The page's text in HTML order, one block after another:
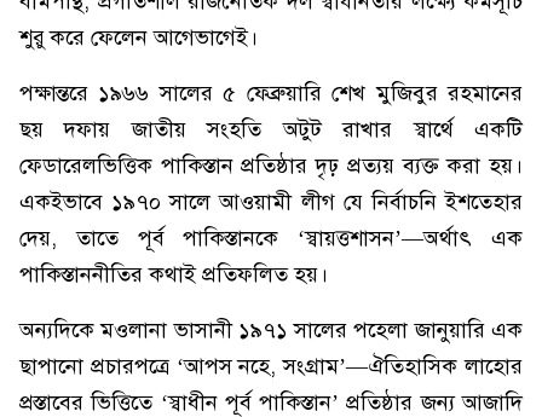
শুরু করে ফেলেন আগেভাগেই।
পক্ষান্তরে ১৯৬৬ সালের ৫ ফেব্রুয়ারি শেখ মুজিবুর রহমানের
ছয় দফায় জাতীয় সংহতি অটুট রাখার স্বার্থে একটি
ফেডারেলভিত্তিক পাকিস্তান প্রতিষ্ঠার দৃঢ় প্রত্যয় ব্যক্ত করা হয়।
একইভাবে ১৯৭০ সালে আওয়ামী লীগ যে নির্বাচনি ইশতেহার
দেয়, তাতে পূর্ব পাকিস্তানকে ‘স্বায়ত্তশাসন’—অর্থাৎ এক
পাকিস্তাননীতির কথাই প্রতিফলিত হয়।
অন্যদিকে মওলানা ভাসানী ১৯৭১ সালের পহেলা জানুয়ারি এক
ছাপানো প্রচারপত্রে ‘আপস নহে, সংগ্রাম’—ঐতিহাসিক লাহোর
প্রস্তাবের ভিত্তিতে ‘স্বাধীন পূর্ব পাকিস্তান’ প্রতিষ্ঠার জন্য আজাদি